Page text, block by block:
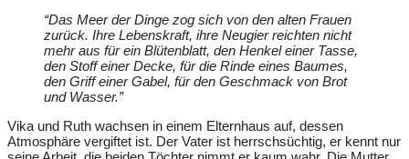
“Das Meer der Dinge zog sich von den alten Frauen
zurück. Ihre Lebenskraft, ihre Neugier reichten nicht
mehr aus für ein Blütenblatt, den Henkel einer Tasse,
den Stoff einer Decke, für die Rinde eines Baumes,
den Griff einer Gabel, für den Geschmack von Brot
und Wasser.”
Vika und Ruth wachsen in einem Elternhaus auf, dessen
Atmosphäre vergiftet ist. Der Vater ist herrschsüchtig, er kennt nur